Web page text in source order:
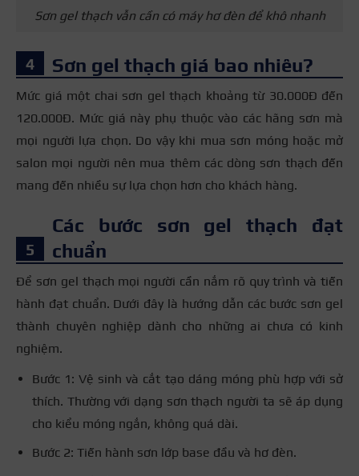
Đối tượng
phù hợp
những người có
móng ngắn và yếu
có móng dài và chắc
Sơn gel thạch vẫn cần có máy hơ đèn để khô nhanh
Sơn gel thạch giá bao nhiêu?
Mức giá một chai sơn gel thạch khoảng từ 30.000Đ đến
120.000Đ. Mức giá này phụ thuộc vào các hãng sơn mà
mọi người lựa chọn. Do vậy khi mua sơn móng hoặc mở
salon mọi người nên mua thêm các dòng sơn thạch đến
mang đến nhiều sự lựa chọn hơn cho khách hàng.
Các bước sơn gel thạch đạt
chuẩn
Để sơn gel thạch mọi người cần nắm rõ quy trình và tiến
hành đạt chuẩn. Dưới đây là hướng dẫn các bước sơn gel
thành chuyên nghiệp dành cho những ai chưa có kinh
nghiệm.
Bước 1: Vệ sinh và cắt tạo dáng móng phù hợp với sở
thích. Thường với dạng sơn thạch người ta sẽ áp dụng
cho kiểu móng ngắn, không quá dài.
Bước 2: Tiến hành sơn lớp base đầu và hơ đèn.